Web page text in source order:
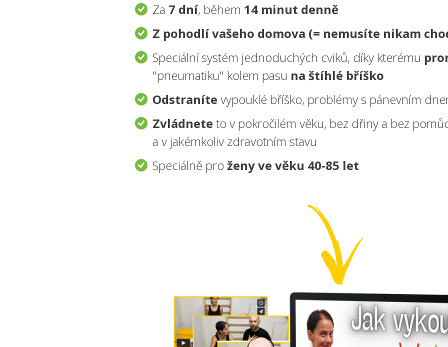
Za 7 dní, během 14 minut denně
Z pohodlí vašeho domova (= nemusíte nikam
Speciální systém jednoduchých cviků, díky kterému
"pneumatiku" kolem pasu na štíhlé bříško
Odstraníte vypouklé bříško, problémy s pánevním
Zvládnete to v pokročilém věku, bez dřiny a bez
a v jakémkoliv zdravotním stavu
Speciálně pro ženy ve věku 40-85 let